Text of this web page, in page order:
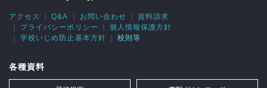
アクセス Q&A お問い合わせ
資料請求
プライバシーポリシー
個人情報保護方針
学校いじめ防止基本方針
校則等
各種資料